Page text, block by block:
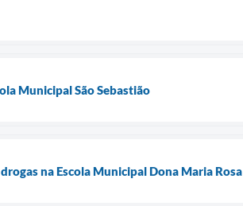
Municipal São Sebastião
na Escola Municipal Dona Maria Rosa